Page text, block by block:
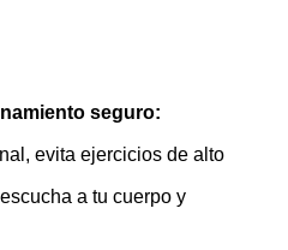
seguro:
evita ejercicios de alto
a tu cuerpo y